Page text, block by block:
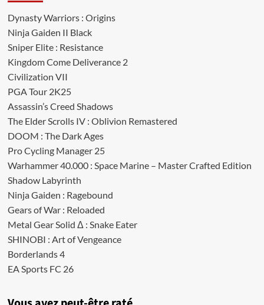
Dynasty Warriors : Origins
Ninja Gaiden II Black
Sniper Elite : Resistance
Kingdom Come Deliverance 2
Civilization VII
PGA Tour 2K25
Assassin’s Creed Shadows
The Elder Scrolls IV : Oblivion Remastered
DOOM : The Dark Ages
Pro Cycling Manager 25
Warhammer 40.000 : Space Marine – Master Crafted Edition
Shadow Labyrinth
Ninja Gaiden : Ragebound
Gears of War : Reloaded
Metal Gear Solid Δ : Snake Eater
SHINOBI : Art of Vengeance
Borderlands 4
EA Sports FC 26